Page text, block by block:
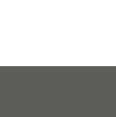
Revue en ligne de